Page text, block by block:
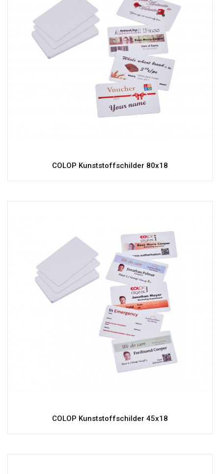
COLOP Kunststoffschilder 80x18
COLOP Kunststoffschilder 45x18